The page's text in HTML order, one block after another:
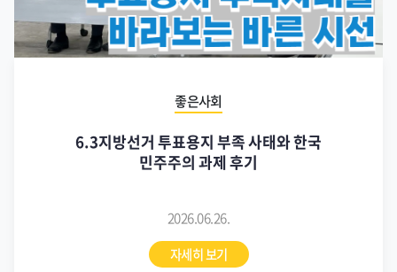
좋은사회
6.3지방선거 투표용지 부족 사태와 한국
민주주의 과제 후기
2026.06.26.
자세히 보기